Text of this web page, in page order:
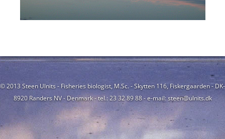
© 2013 Steen Ulnits - Fisheries biologist, M.Sc. - Skytten 116, Fiskergaarden - DK-
8920 Randers NV - Denmark - tel.: 23 32 89 88 - e-mail: steen@ulnits.dk